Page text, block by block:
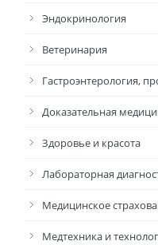
Эндокринология
Ветеринария
Гастроэнтерология,
Доказательная
Здоровье и красота
Лабораторная
Медицинское
Медтехника и